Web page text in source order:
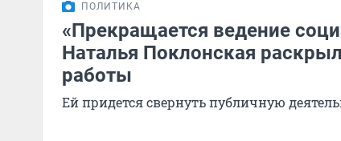
ПОЛИТИКА
«Прекращается ведение
Наталья Поклонская
работы
Ей придется свернуть публичную